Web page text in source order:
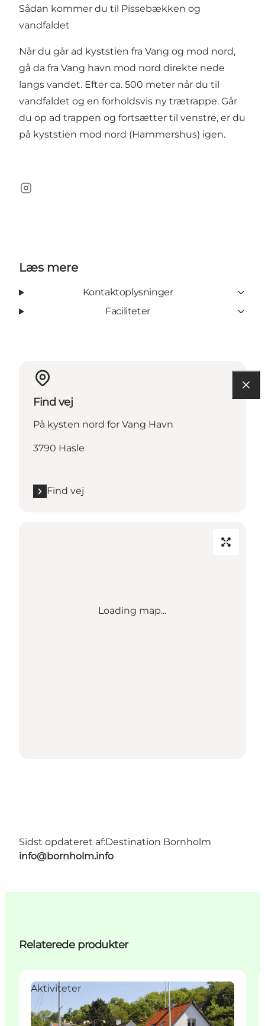
Sådan kommer du til Pissebækken og
vandfaldet
Når du går ad kyststien fra Vang og mod nord,
gå da fra Vang havn mod nord direkte nede
langs vandet. Efter ca. 500 meter når du til
vandfaldet og en forholdsvis ny trætrappe. Går
du op ad trappen og fortsætter til venstre, er du
på kyststien mod nord (Hammershus) igen.
Instagram
Læs mere
Kontaktoplysninger
Faciliteter
Find vej
På kysten nord for Vang Havn
3790 Hasle
Find vej
Loading map...
Sidst opdateret af:Destination Bornholm
info@bornholm.info
Relaterede produkter
Aktiviteter